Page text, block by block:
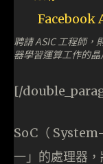
聘請 ASIC 工程師，
器學習運算工作的晶
[/
SoC（
一」的處理器